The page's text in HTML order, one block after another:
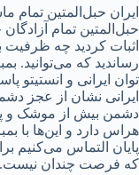
ایران حبل‌المتین تمام
اثبات کردید چه ظرفیت
توان ایرانی و انستیتو
ایرانی نشان از عجز
دشمن بیش از موشک و
هراس دارد و این‌ها با
پایان التماس می‌کنیم
که فرصت چندان نیست.